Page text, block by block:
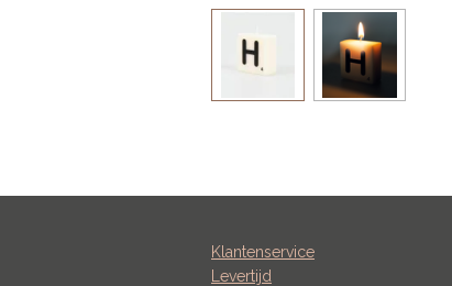
Klantenservice
Levertijd